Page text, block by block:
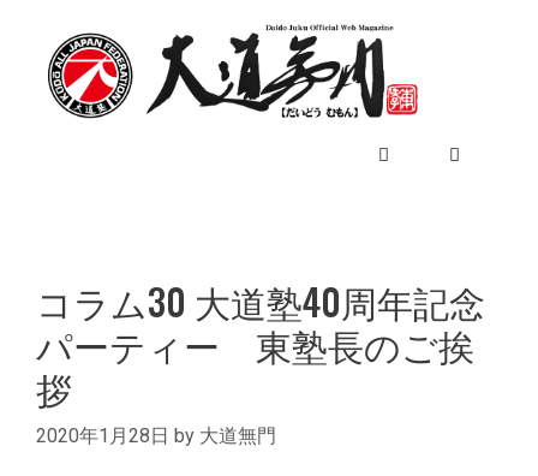
ニ
ュ
コラム30 大道塾40周年記念
パーティー 東塾長のご挨
拶
2020年1月28日 by 大道無門